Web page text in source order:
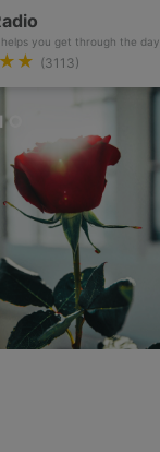
you get through the day.
(3113)